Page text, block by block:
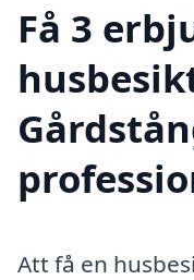
Få 3
Att få en